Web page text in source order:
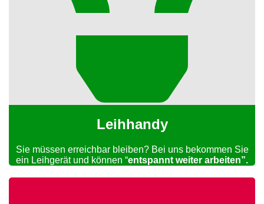
Leihhandy
Sie müssen erreichbar bleiben? Bei uns bekommen Sie
ein Leihgerät und können “entspannt weiter arbeiten”.